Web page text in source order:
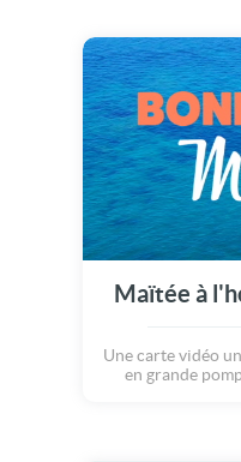
Maïtée à
Une carte vidéo
en grande